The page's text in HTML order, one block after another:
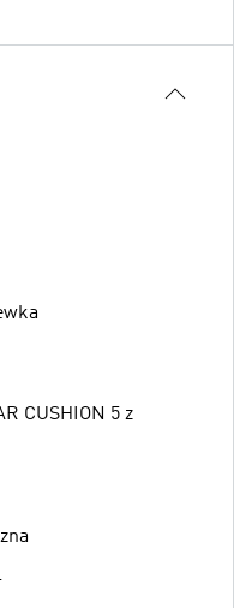
CUSHION 5 z